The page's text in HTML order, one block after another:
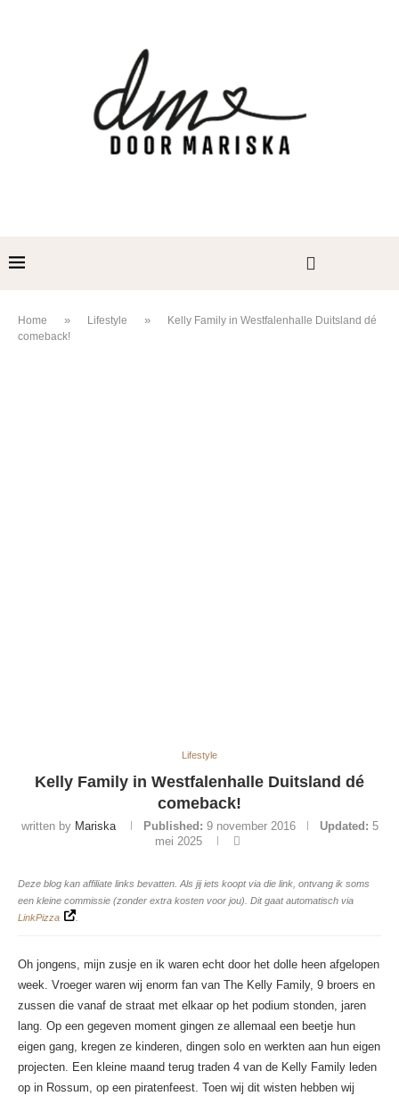
Home » Lifestyle »
Kelly Family in Westfalenhalle Duitsland dé
comeback!
Lifestyle
Kelly Family in Westfalenhalle Duitsland dé
comeback!
written by Mariska Published: 9 november 2016 Updated: 5
mei 2025
Deze blog kan affiliate links bevatten. Als jij iets koopt via die link, ontvang ik soms
een kleine commissie (zonder extra kosten voor jou). Dit gaat automatisch via
LinkPizza
Oh jongens, mijn zusje en ik waren echt door het dolle heen afgelopen
week. Vroeger waren wij enorm fan van The Kelly Family, 9 broers en
zussen die vanaf de straat met elkaar op het podium stonden, jaren
lang. Op een gegeven moment gingen ze allemaal een beetje hun
eigen gang, kregen ze kinderen, dingen solo en werkten aan hun eigen
projecten. Een kleine maand terug traden 4 van de Kelly Family leden
op in Rossum, op een piratenfeest. Toen wij dit wisten hebben wij